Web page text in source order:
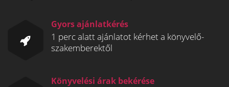
Gyors ajánlatkérés
1 perc alatt ajánlatot kérhet a könyvelő-
szakemberektől
Könyvelési árak bekérése